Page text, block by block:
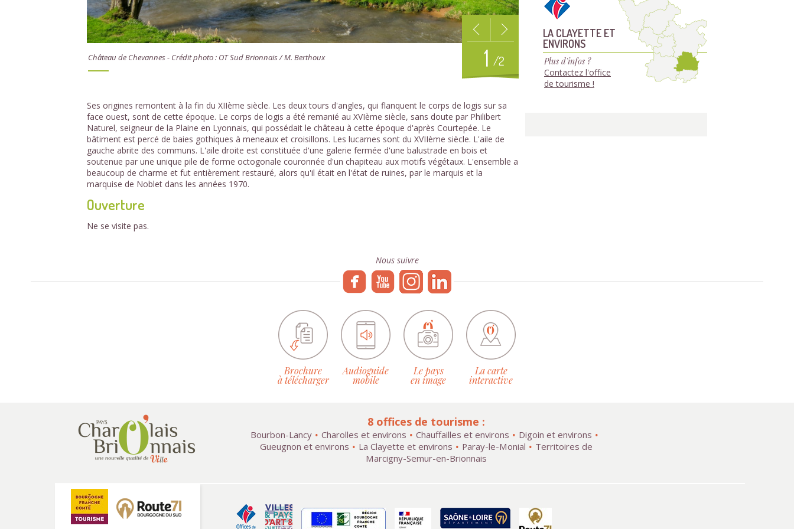
Château de Chevannes - Crédit photo : OT Sud Brionnais / M. Berthoux 1 /2
Ses origines remontent à la fin du XIIème siècle. Les deux tours d'angles, qui flanquent le corps de logis sur sa
face ouest, sont de cette époque. Le corps de logis a été remanié au XVIème siècle, sans doute par Philibert
Naturel, seigneur de la Plaine en Lyonnais, qui possédait le château à cette époque d'après Courtepée. Le
bâtiment est percé de baies gothiques à meneaux et croisillons. Les lucarnes sont du XVIIème siècle. L'aile de
gauche abrite des communs. L'aile droite est constituée d'une galerie fermée d'une balustrade en bois et
soutenue par une unique pile de forme octogonale couronnée d'un chapiteau aux motifs végétaux. L'ensemble a
beaucoup de charme et fut entièrement restauré, alors qu'il était en l'état de ruines, par le marquis et la
marquise de Noblet dans les années 1970.
Ouverture
Ne se visite pas.
LA CLAYETTE ET
ENVIRONS
Plus d'infos ?
Contactez l'office
de tourisme !
Nous suivre
Brochure
à télécharger
Audioguide
mobile
Le pays
en image
La carte
interactive
8 offices de tourisme :
Bourbon-Lancy Charolles et environs Chauffailles et environs
Digoin et environs
Gueugnon et environs
La Clayette et environs Paray-le-Monial
Territoires de
Marcigny-Semur-en-Brionnais